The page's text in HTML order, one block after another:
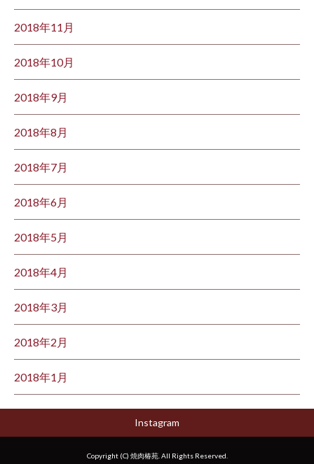
2018年11月
2018年10月
2018年9月
2018年8月
2018年7月
2018年6月
2018年5月
2018年4月
2018年3月
2018年2月
2018年1月
Instagram
Copyright (C) 焼肉椿苑. All Rights Reserved.